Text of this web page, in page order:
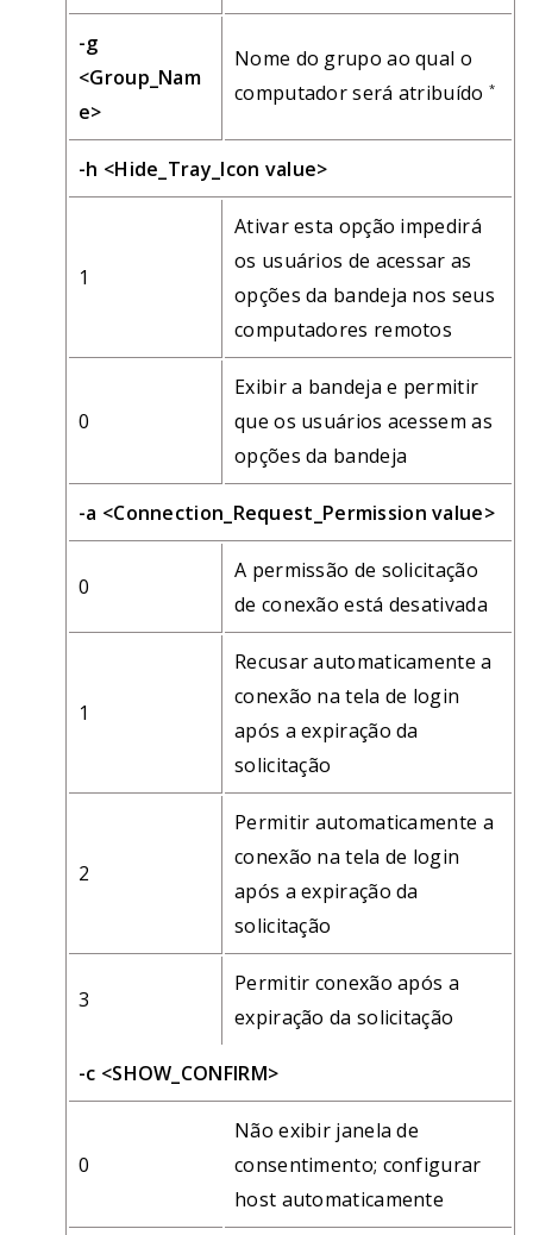
-g
<Group_Nam
e>
Nome do grupo ao qual o
computador será atribuído *
-h <Hide_Tray_Icon value>
1
Ativar esta opção impedirá
os usuários de acessar as
opções da bandeja nos seus
computadores remotos
0
Exibir a bandeja e permitir
que os usuários acessem as
opções da bandeja
-a <Connection_Request_Permission value>
0
A permissão de solicitação
de conexão está desativada
1
Recusar automaticamente a
conexão na tela de login
após a expiração da
solicitação
2
Permitir automaticamente a
conexão na tela de login
após a expiração da
solicitação
3
Permitir conexão após a
expiração da solicitação
-c <SHOW_CONFIRM>
0
Não exibir janela de
consentimento; configurar
host automaticamente